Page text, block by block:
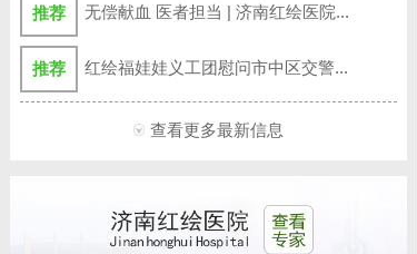
推荐 无偿献血 医者担当 | 济南红绘医院...
推荐 红绘福娃娃义工团慰问市中区交警...
查看更多最新信息